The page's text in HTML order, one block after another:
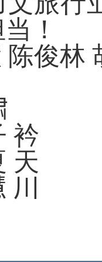
！
陈俊林
衿
天
川